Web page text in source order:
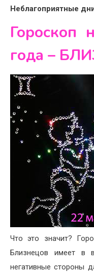
Неблагоприятные
Гороскоп
года –
Что это значит?
Близнецов имеет в
негативные стороны